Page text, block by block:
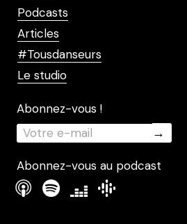
Podcasts
Articles
#Tousdanseurs
Le studio
Abonnez-vous !
Abonnez-vous au podcast